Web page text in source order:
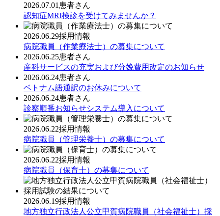
2026.07.01 患者さん
認知症MRI検診を受けてみませんか？
2026.06.29採用情報
病院職員（作業療法士）の募集について
2026.06.25患者さん
産科サービスの充実および分娩費用改定のお知らせ
2026.06.24患者さん
ベトナム語通訳のお休みについて
2026.06.24患者さん
診察順番お知らせシステム導入について
2026.06.22採用情報
病院職員（管理栄養士）の募集について
2026.06.22採用情報
病院職員（保育士）の募集について
2026.06.19採用情報
地方独立行政法人公立甲賀病院職員（社会福祉士）採